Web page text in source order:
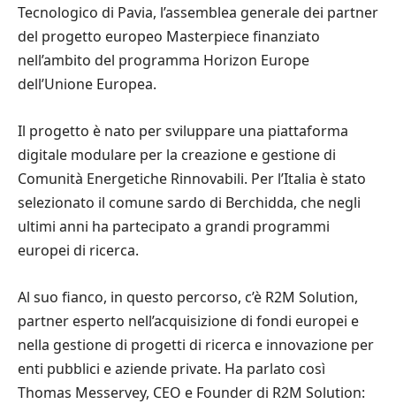
Tecnologico di Pavia, l’assemblea generale dei partner
del progetto europeo Masterpiece finanziato
nell’ambito del programma Horizon Europe
dell’Unione Europea.
Il progetto è nato per sviluppare una piattaforma
digitale modulare per la creazione e gestione di
Comunità Energetiche Rinnovabili. Per l’Italia è stato
selezionato il comune sardo di Berchidda, che negli
ultimi anni ha partecipato a grandi programmi
europei di ricerca.
Al suo fianco, in questo percorso, c’è R2M Solution,
partner esperto nell’acquisizione di fondi europei e
nella gestione di progetti di ricerca e innovazione per
enti pubblici e aziende private. Ha parlato così
Thomas Messervey, CEO e Founder di R2M Solution: